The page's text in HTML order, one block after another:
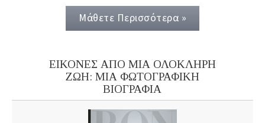
Μάθετε Περισσότερα »
ΕΙΚΟΝΕΣ ΑΠΟ ΜΙΑ ΟΛΟΚΛΗΡΗ
ΖΩΗ: ΜΙΑ ΦΩΤΟΓΡΑΦΙΚΗ
ΒΙΟΓΡΑΦΙΑ